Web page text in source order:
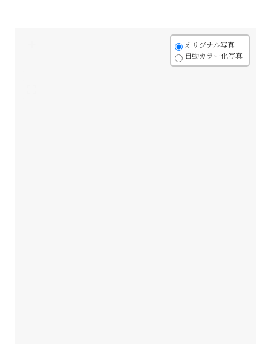
オリジナル写真
自動カラー化写真